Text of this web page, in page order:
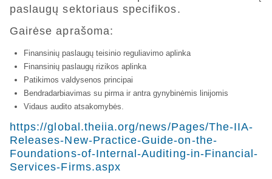
paslaugų sektoriaus specifikos.
Gairėse aprašoma:
Finansinių paslaugų teisinio reguliavimo aplinka
Finansinių paslaugų rizikos aplinka
Patikimos valdysenos principai
Bendradarbiavimas su pirma ir antra gynybinėmis linijomis
Vidaus audito atsakomybės.
https://global.theiia.org/news/Pages/The-IIA-
Releases-New-Practice-Guide-on-the-
Foundations-of-Internal-Auditing-in-Financial-
Services-Firms.aspx